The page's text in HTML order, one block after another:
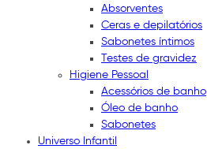
Absorventes
Ceras e depilatórios
Sabonetes íntimos
Testes de gravidez
Higiene Pessoal
Acessórios de banho
Óleo de banho
Sabonetes
Universo Infantil